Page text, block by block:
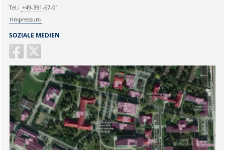
SOZIALE MEDIEN
Tel.: +49-391-67-01
Impressum